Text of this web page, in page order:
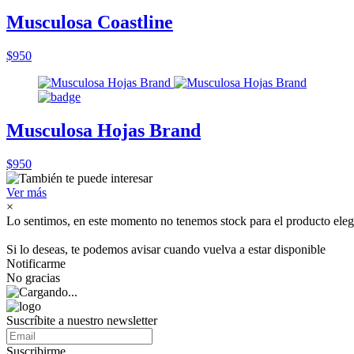
Musculosa Coastline
$950
Musculosa Hojas Brand
$950
Ver más
×
Lo sentimos, en este momento no tenemos stock para el producto
Si lo deseas, te podemos avisar cuando vuelva a estar disponible
Notificarme
No gracias
Suscríbite a nuestro newsletter
Suscribirme